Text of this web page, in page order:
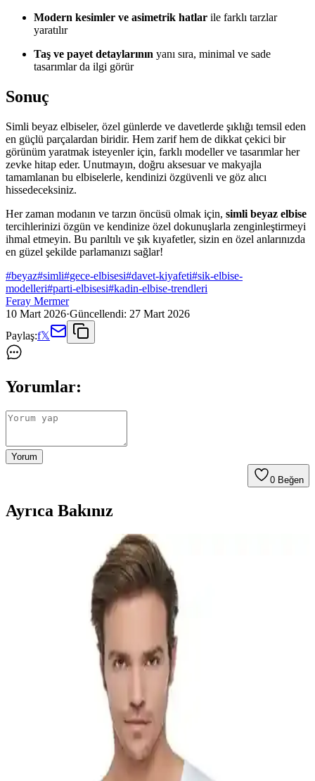
Modern kesimler ve asimetrik hatlar ile farklı tarzlar
yaratılır
Taş ve payet detaylarının yanı sıra, minimal ve sade
tasarımlar da ilgi görür
Sonuç
Simli beyaz elbiseler, özel günlerde ve davetlerde şıklığı temsil eden
en güçlü parçalardan biridir. Hem zarif hem de dikkat çekici bir
görünüm yaratmak isteyenler için, farklı modeller ve tasarımlar her
zevke hitap eder. Unutmayın, doğru aksesuar ve makyajla
tamamlanan bu elbiselerle, kendinizi özgüvenli ve göz alıcı
hissedeceksiniz.
Her zaman modanın ve tarzın öncüsü olmak için, simli beyaz elbise
tercihlerinizi özgün ve kendinize özel dokunuşlarla zenginleştirmeyi
ihmal etmeyin. Bu parıltılı ve şık kıyafetler, sizin en özel anlarınızda
en güzel şekilde parlamanızı sağlar!
#beyaz#simli#gece-elbisesi#davet-kiyafeti#sik-elbise-
modelleri#parti-elbisesi#kadin-elbise-trendleri
Feray Mermer
10 Mart 2026·Güncellendi: 27 Mart 2026
Paylaş:f𝕏
Yorumlar:
Yorum
0 Beğen
Ayrıca Bakınız
Simli Beyaz Elbise Modelleri ve Kombin Önerileriyle
Şıklığa Adım Atın
Simli beyaz elbise, özel günlerde şıklığı ve zarafeti bir arada sunar.
Modeller, kombinasyon ve trendlerle ilgili detaylar, kendinizi
özgüvenli ve göz alıcı hissetmenizi sağlar.
Tutku 12 Adet Erkek Penye Atlet Seti Yüksek Kalite
ve Konfor Sunar
%100 pamuklu, yumuşak ve nefes alabilir erkek penye atlet seti,
uzun bel boyu ve dayanıklı tasarımıyla konfor sağlar. Ekonomik ve
şık seçenekle günlük kullanım için ideal.
Berrak Erkek %100 Pamuk Penye Atletler 6'lı
Paket Yüksek Kalite ve Konfor Sağlar